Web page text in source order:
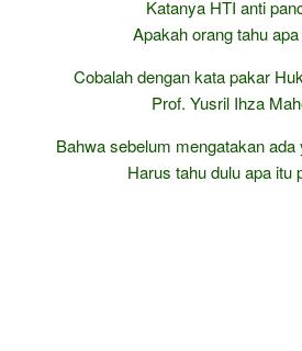
Katanya HTI anti
Apakah orang tahu
Cobalah dengan kata pakar
Prof. Yusril Ihza
Bahwa sebelum mengatakan ada
Harus tahu dulu apa itu